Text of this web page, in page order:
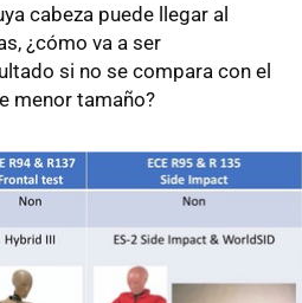
cabeza puede llegar al
¿cómo va a ser
si no se compara con el
menor tamaño?